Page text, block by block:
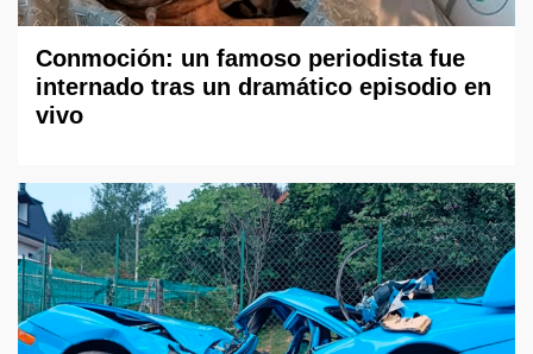
Conmoción: un famoso periodista fue
internado tras un dramático episodio en
vivo